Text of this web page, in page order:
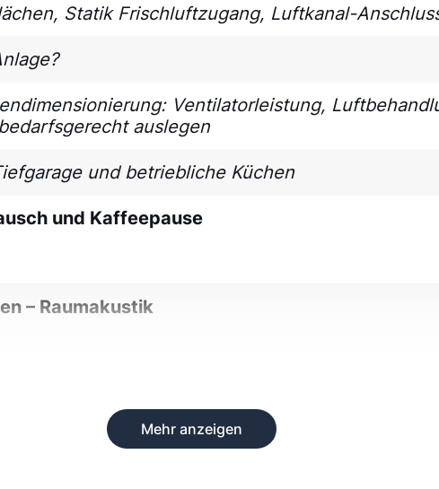
Statik Frischluftzugang, Luftkanal-
Ventilatorleistung,
auslegen
und betriebliche Küchen
und Kaffeepause
– Raumakustik
Mehr anzeigen